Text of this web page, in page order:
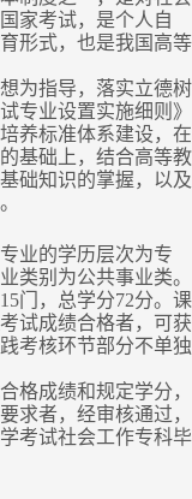
家考试，是个人自
形式，也是我国高等
为指导，落实立德树
专业设置实施细则》
养标准体系建设，在
基础上，结合高等教
础知识的掌握，以及
业的学历层次为专
类别为公共事业类。
15门，总学分72分。课
试成绩合格者，可获
考核环节部分不单独
格成绩和规定学分，
求者，经审核通过，
考试社会工作专科毕